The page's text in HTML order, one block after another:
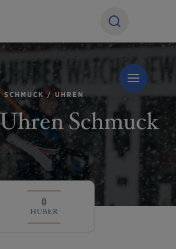
SCHMUCK / UHREN
Schmuck